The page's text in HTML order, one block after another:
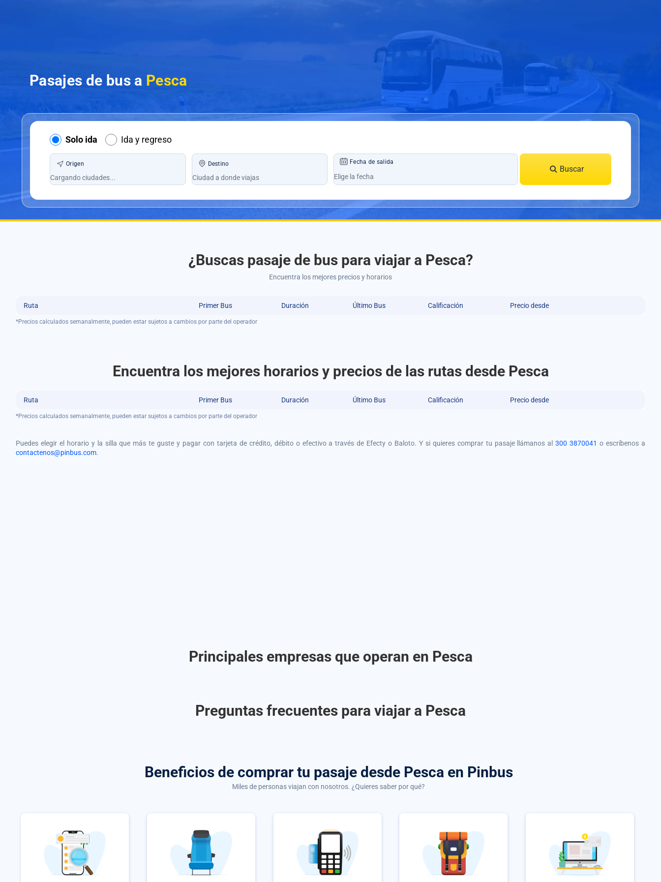
Pasajes de bus a Pesca
Solo ida Ida y regreso
Origen Destino Fecha de salida
Buscar
¿Buscas pasaje de bus para viajar a Pesca?
Encuentra los mejores precios y horarios
Ruta Primer Bus Duración Último Bus Calificación Precio desde
*Precios calculados semanalmente, pueden estar sujetos a cambios por parte del operador
Encuentra los mejores horarios y precios de las rutas desde Pesca
Ruta Primer Bus Duración Último Bus Calificación Precio desde
*Precios calculados semanalmente, pueden estar sujetos a cambios por parte del operador
Puedes elegir el horario y la silla que más te guste y pagar con tarjeta de crédito, débito o efectivo a través de Efecty o Baloto. Y si quieres comprar tu pasaje llámanos al300 3870041 o escríbenos a
contactenos@pinbus.com.
Principales empresas que operan en Pesca
Preguntas frecuentes para viajar a Pesca
Beneficios de comprar tu pasaje desde Pesca en Pinbus
Miles de personas viajan con nosotros. ¿Quieres saber por qué?